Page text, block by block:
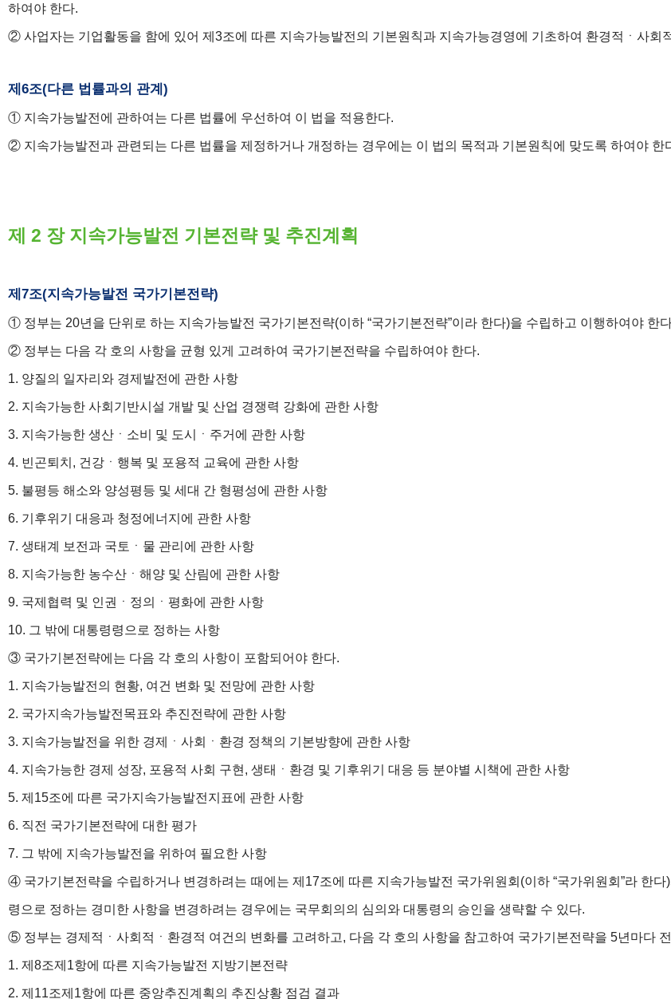
하여야 한다.
② 사업자는 기업활동을 함에 있어 제3조에 따른 지속가능발전의 기본원칙과 지속가능경영에 기초하여 환경적ㆍ사회
제6조(다른 법률과의 관계)
① 지속가능발전에 관하여는 다른 법률에 우선하여 이 법을 적용한다.
② 지속가능발전과 관련되는 다른 법률을 제정하거나 개정하는 경우에는 이 법의 목적과 기본원칙에 맞도록 하여야 한
제 2 장 지속가능발전 기본전략 및 추진계획
제7조(지속가능발전 국가기본전략)
① 정부는 20년을 단위로 하는 지속가능발전 국가기본전략(이하 “국가기본전략”이라 한다)을 수립하고 이행하여야 한
② 정부는 다음 각 호의 사항을 균형 있게 고려하여 국가기본전략을 수립하여야 한다.
1. 양질의 일자리와 경제발전에 관한 사항
2. 지속가능한 사회기반시설 개발 및 산업 경쟁력 강화에 관한 사항
3. 지속가능한 생산ㆍ소비 및 도시ㆍ주거에 관한 사항
4. 빈곤퇴치, 건강ㆍ행복 및 포용적 교육에 관한 사항
5. 불평등 해소와 양성평등 및 세대 간 형평성에 관한 사항
6. 기후위기 대응과 청정에너지에 관한 사항
7. 생태계 보전과 국토ㆍ물 관리에 관한 사항
8. 지속가능한 농수산ㆍ해양 및 산림에 관한 사항
9. 국제협력 및 인권ㆍ정의ㆍ평화에 관한 사항
10. 그 밖에 대통령령으로 정하는 사항
③ 국가기본전략에는 다음 각 호의 사항이 포함되어야 한다.
1. 지속가능발전의 현황, 여건 변화 및 전망에 관한 사항
2. 국가지속가능발전목표와 추진전략에 관한 사항
3. 지속가능발전을 위한 경제ㆍ사회ㆍ환경 정책의 기본방향에 관한 사항
4. 지속가능한 경제 성장, 포용적 사회 구현, 생태ㆍ환경 및 기후위기 대응 등 분야별 시책에 관한 사항
5. 제15조에 따른 국가지속가능발전지표에 관한 사항
6. 직전 국가기본전략에 대한 평가
7. 그 밖에 지속가능발전을 위하여 필요한 사항
④ 국가기본전략을 수립하거나 변경하려는 때에는 제17조에 따른 지속가능발전 국가위원회(이하 “국가위원회”라 한
령으로 정하는 경미한 사항을 변경하려는 경우에는 국무회의의 심의와 대통령의 승인을 생략할 수 있다.
⑤ 정부는 경제적ㆍ사회적ㆍ환경적 여건의 변화를 고려하고, 다음 각 호의 사항을 참고하여 국가기본전략을 5년마다
1. 제8조제1항에 따른 지속가능발전 지방기본전략
2. 제11조제1항에 따른 중앙추진계획의 추진상황 점검 결과